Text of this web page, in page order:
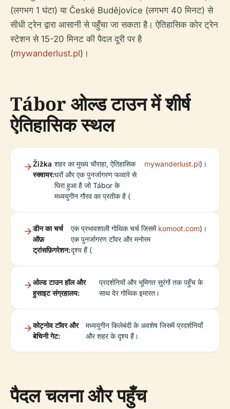
(लगभग 1 घंटा) या České Budějovice (लगभग 40 मिनट) से
सीधी ट्रेन द्वारा आसानी से पहुँचा जा सकता है। ऐतिहासिक कोर ट्रेन
स्टेशन से 15-20 मिनट की पैदल दूरी पर है
(mywanderlust.pl)।
Tábor ओल्ड टाउन में शीर्ष
ऐतिहासिक स्थल
Žižka
स्क्वायर:
शहर का मुख्य चौराहा, ऐतिहासिक
घरों और एक पुनर्जागरण फव्वारे से
घिरा हुआ है जो Tábor के
मध्ययुगीन गौरव का प्रतीक है (
mywanderlust.pl)।
डीन का चर्च
ऑफ़
ट्रांसफ़िगरेशन:
एक प्रभावशाली गोथिक चर्च जिसमें
एक पुनर्जागरण टॉवर और मनोरम
दृश्य हैं (
komoot.com)।
ओल्ड टाउन हॉल और
हुसाइट संग्रहालय:
प्रदर्शनियों और भूमिगत सुरंगों तक पहुँच के
साथ देर गोथिक इमारत।
कोट्नोव टॉवर और
बेचिनी गेट:
मध्ययुगीन किलेबंदी के अवशेष जिसमें प्रदर्शनियाँ
और शहर के दृश्य हैं।
पैदल चलना और पहुँच